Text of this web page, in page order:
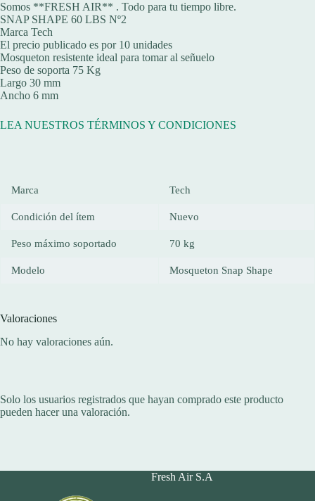
Somos **FRESH AIR** . Todo para tu tiempo libre.
SNAP SHAPE 60 LBS Nº2
Marca Tech
El precio publicado es por 10 unidades
Mosqueton resistente ideal para tomar al señuelo
Peso de soporta 75 Kg
Largo 30 mm
Ancho 6 mm
LEA NUESTROS TÉRMINOS Y CONDICIONES
Marca Tech
Condición del ítem Nuevo
Peso máximo soportado 70 kg
Modelo Mosqueton Snap Shape
Valoraciones
No hay valoraciones aún.
Solo los usuarios registrados que hayan comprado este producto
pueden hacer una valoración.
Fresh Air S.A